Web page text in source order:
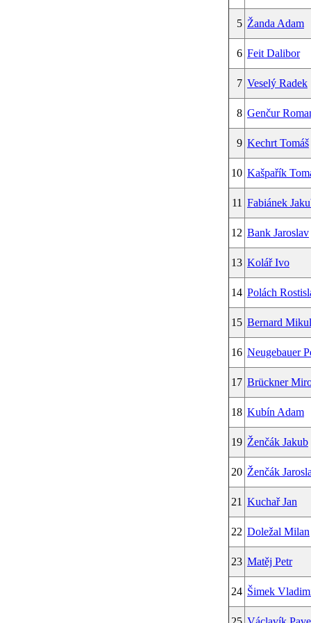
5 Žanda Adam
6 Feit Dalibor
7 Veselý Radek
8 Genčur
9 Kechrt Tomáš
10 Kašpařík
11 Fabiánek
12 Bank Jaroslav
13 Kolář Ivo
14 Polách
15 Bernard
16 Neugebauer
17 Brückner
18 Kubín Adam
19 Ženčák Jakub
20 Ženčák
21 Kuchař Jan
22 Doležal Milan
23 Matěj Petr
24 Šimek